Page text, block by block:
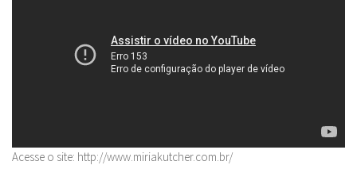
Acesse o site: http://www.miriakutcher.com.br/